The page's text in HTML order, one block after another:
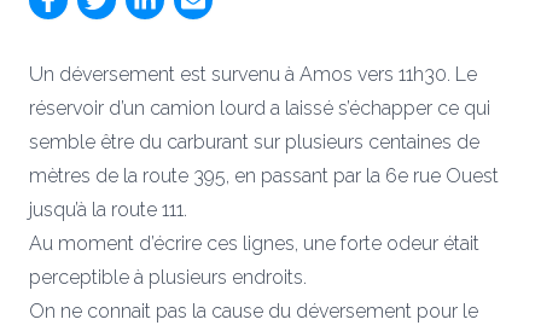
Un déversement est survenu à Amos vers 11h30. Le
réservoir d’un camion lourd a laissé s’échapper ce qui
semble être du carburant sur plusieurs centaines de
mètres de la route 395, en passant par la 6e rue Ouest
jusqu’à la route 111.
Au moment d’écrire ces lignes, une forte odeur était
perceptible à plusieurs endroits.
On ne connait pas la cause du déversement pour le